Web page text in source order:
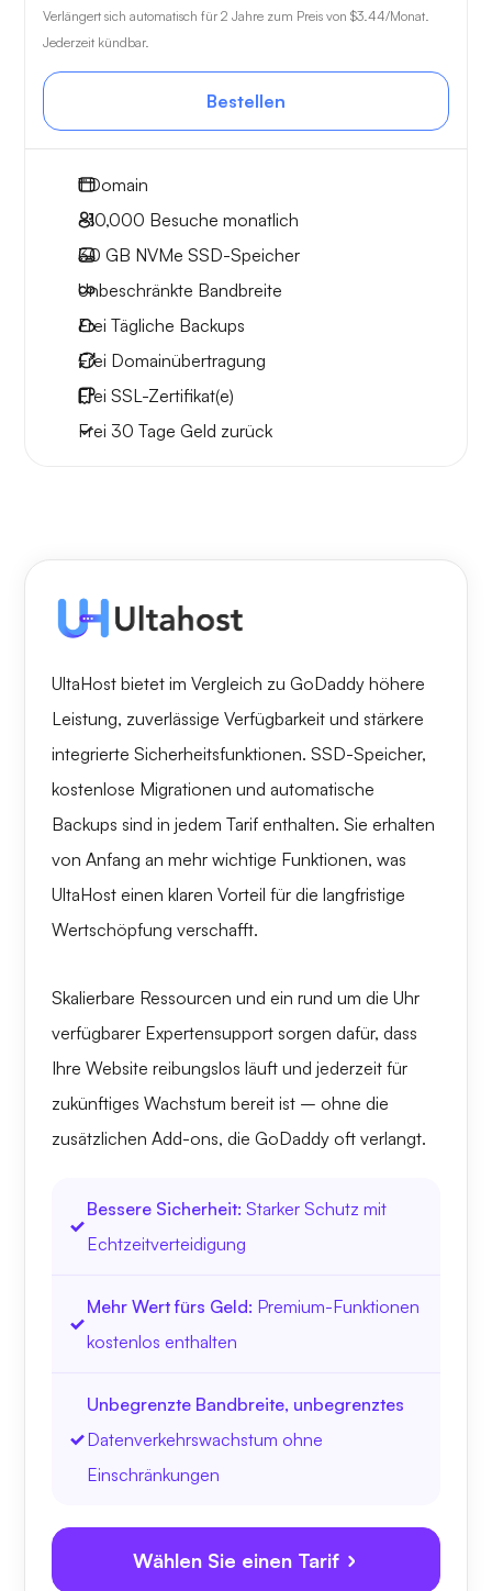
Verlängert sich automatisch für 2 Jahre zum Preis von $3.44/Monat.
Jederzeit kündbar.
Bestellen
1Domain
~10,000 Besuche monatlich
30 GB NVMe SSD-Speicher
Unbeschränkte Bandbreite
Frei Tägliche Backups
Frei Domainübertragung
Frei SSL-Zertifikat(e)
Frei 30 Tage Geld zurück
UltaHost bietet im Vergleich zu GoDaddy höhere
Leistung, zuverlässige Verfügbarkeit und stärkere
integrierte Sicherheitsfunktionen. SSD-Speicher,
kostenlose Migrationen und automatische
Backups sind in jedem Tarif enthalten. Sie erhalten
von Anfang an mehr wichtige Funktionen, was
UltaHost einen klaren Vorteil für die langfristige
Wertschöpfung verschafft.
Skalierbare Ressourcen und ein rund um die Uhr
verfügbarer Expertensupport sorgen dafür, dass
Ihre Website reibungslos läuft und jederzeit für
zukünftiges Wachstum bereit ist – ohne die
zusätzlichen Add-ons, die GoDaddy oft verlangt.
Bessere Sicherheit: Starker Schutz mit
Echtzeitverteidigung
Mehr Wert fürs Geld: Premium-Funktionen
kostenlos enthalten
Unbegrenzte Bandbreite, unbegrenztes
Datenverkehrswachstum ohne
Einschränkungen
Wählen Sie einen Tarif